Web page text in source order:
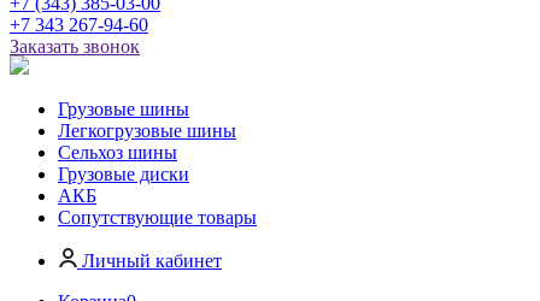
+7 343 267-94-60
Заказать звонок
Грузовые шины
Легкогрузовые шины
Сельхоз шины
Грузовые диски
АКБ
Сопутствующие товары
Личный кабинет